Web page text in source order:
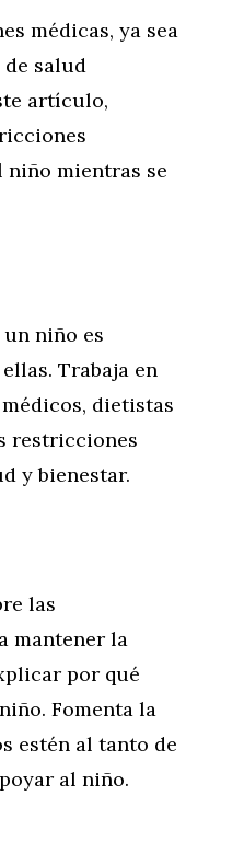
médicas, ya sea
salud
artículo,
niño mientras se
niño es
Trabaja en
dietistas
restricciones
y bienestar.
las
mantener la
por qué
Fomenta la
estén al tanto de
al niño.